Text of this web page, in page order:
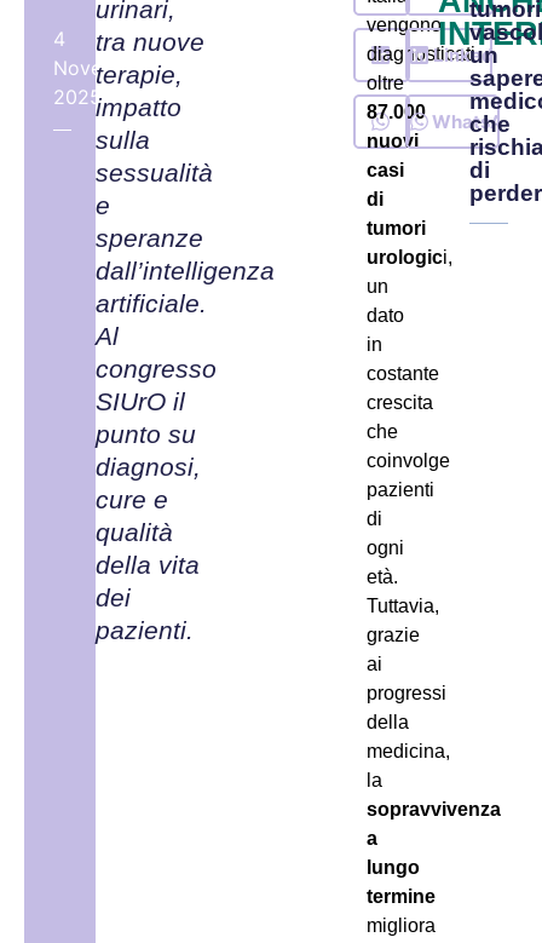
4
Novembre,
2025
urinari,
tra nuove
terapie,
impatto
sulla
sessualità
e
speranze
dall’intelligenza
artificiale.
Al
congresso
SIUrO il
punto su
diagnosi,
cure e
qualità
della vita
dei
pazienti.
vengono
diagnosticati
oltre
87.000
nuovi
casi
di
tumori
urologici,
un
dato
in
costante
crescita
che
coinvolge
pazienti
di
ogni
età.
Tuttavia,
grazie
ai
progressi
della
medicina,
la
sopravvivenza
a
lungo
termine
migliora
LinkedIn
WhatsApp
tumori
un
che
di